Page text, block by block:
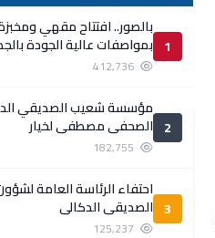
1 بمواصفات عالية الجودة
2
مؤسسة شعيب الصديقي
الصحفي مصطفى لخيار
3
احتفاء الرئاسة العامة
الصديقي الدكالي